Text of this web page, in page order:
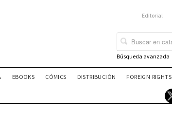
Editorial
Búsqueda avanzada
EBOOKS CÓMICS DISTRIBUCIÓN FOREIGN RIGHTS